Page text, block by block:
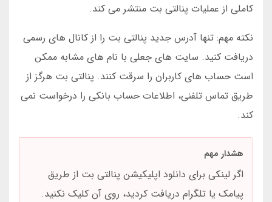
کاملی از عملیات پنالتی بت منتشر می کند.
نکته مهم: تنها آدرس جدید پنالتی بت را از کانال های رسمی
دریافت کنید. سایت های جعلی با نام های مشابه ممکن
است حساب های کاربران را سرقت کنند. پنالتی بت هرگز از
طریق تماس تلفنی، اطلاعات حساب بانکی را درخواست نمی
کند.
هشدار مهم
اگر لینکی برای دانلود اپلیکیشن پنالتی بت از طریق
پیامک یا تلگرام دریافت کردید، روی آن کلیک نکنید.